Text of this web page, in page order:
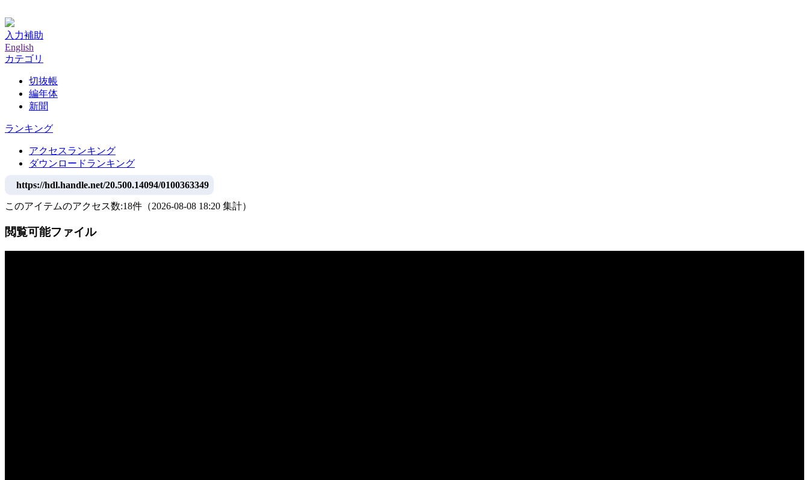
入力補助
English
カテゴリ
切抜帳
編年体
新聞
ランキング
アクセスランキング
ダウンロードランキング
https://hdl.handle.net/20.500.14094/0100363349
このアイテムのアクセス数:18件 （2026-08-08 18:20 集計）
閲覧可能ファイル